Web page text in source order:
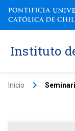
Instituto
Inicio keyboard_arrow_right